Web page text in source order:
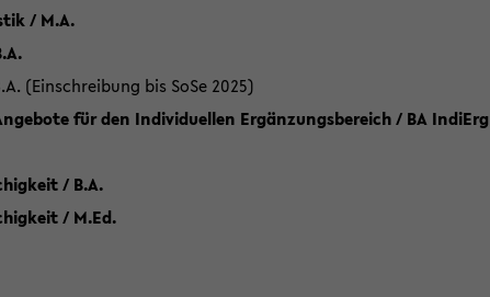
/ M.A.
(Einschreibung bis SoSe 2025)
für den Individuellen Ergänzungsbereich / BA IndiErg
/ B.A.
/ M.Ed.